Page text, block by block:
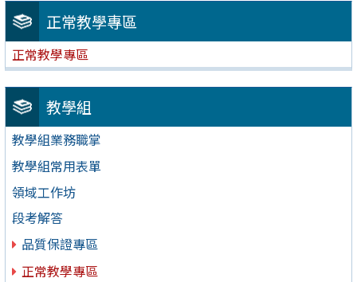
正常教學專區
正常教學專區
教學組
教學組業務職掌
教學組常用表單
領域工作坊
段考解答
品質保證專區
正常教學專區